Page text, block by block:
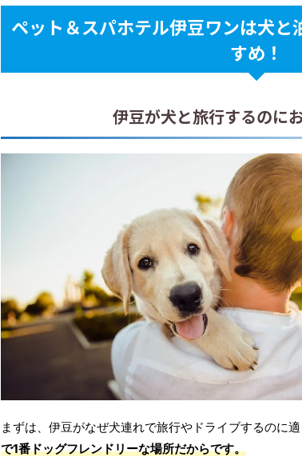
ペット＆スパホテル伊豆ワンは犬と
すめ！
伊豆が犬と旅行するのに
まずは、伊豆がなぜ犬連れで旅行やドライブするのに適
で1番ドッグフレンドリーな場所だからです。